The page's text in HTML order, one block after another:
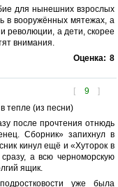
для нынешних взрослых
в вооружённых мятежах, а
революции, а дети, скорее
внимания.
Оценка: 8
[ 9 ]
тепле (из песни)
после прочтения отнюдь
Сборник» запихнул в
кинул ещё и «Хуторок в
а всю черноморскую
ящик.
уже была